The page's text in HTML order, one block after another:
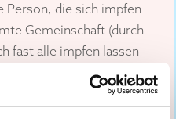
Person, die sich impfen
Gemeinschaft (durch
fast alle impfen lassen
wird, könnten sich
verlassen.